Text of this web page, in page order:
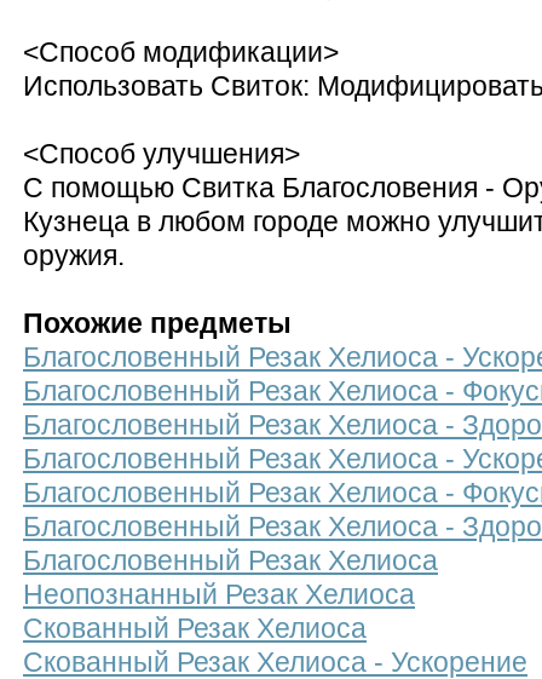
<Способ модификации>
Использовать Свиток:
<Способ улучшения>
С помощью Свитка Благословения -
Кузнеца в любом городе можно
оружия.
Похожие предметы
Благословенный Резак Хелиоса -
Благословенный Резак Хелиоса -
Благословенный Резак Хелиоса -
Благословенный Резак Хелиоса -
Благословенный Резак Хелиоса -
Благословенный Резак Хелиоса -
Благословенный Резак Хелиоса
Неопознанный Резак Хелиоса
Скованный Резак Хелиоса
Скованный Резак Хелиоса - Ускорение